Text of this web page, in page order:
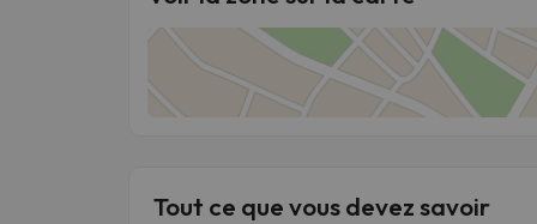
Tout ce que vous devez savoir